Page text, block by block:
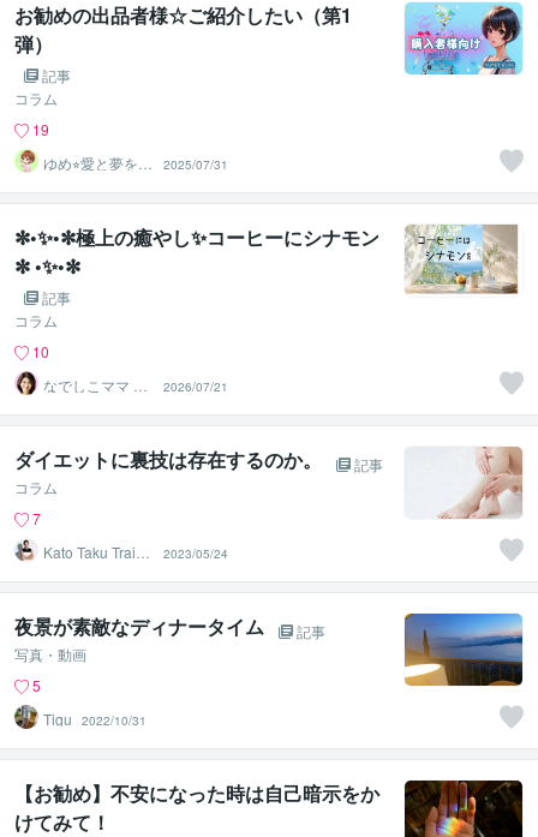
お勧めの出品者様☆ご紹介したい（第1
弾）
記事
コラム
19
ゆめ⭐︎愛と夢を応
援するスターゲ
イザー
2025/07/31
✼•✨•✼極上の癒やし✨コーヒーにシナモン
✼ •✨•✼
記事
コラム
10
なでしこママ ✿
幸せ案内人
2026/07/21
ダイエットに裏技は存在するのか。
記事
コラム
7
Kato Taku Traine
2023/05/24
夜景が素敵なディナータイム
記事
写真・動画
5
Tigu
2022/10/31
【お勧め】不安になった時は自己暗示をか
けてみて！